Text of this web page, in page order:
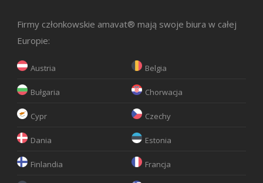
Firmy członkowskie amavat® mają swoje biura w całej
Europie:
Austria Belgia
Bułgaria Chorwacja
Cypr Czechy
Dania Estonia
Finlandia Francja